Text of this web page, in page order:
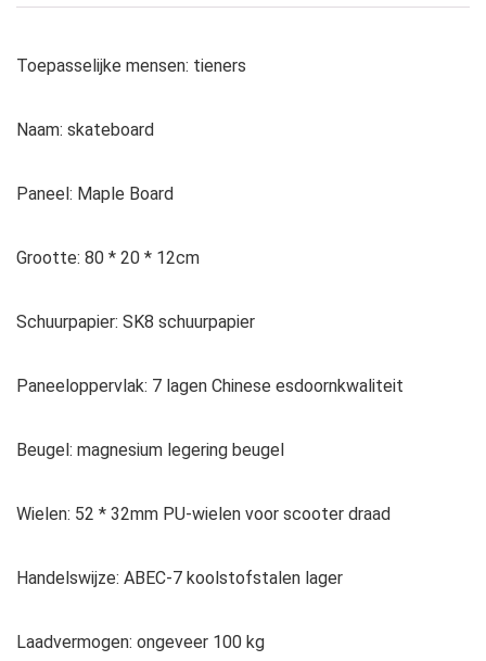
Toepasselijke mensen: tieners
Naam: skateboard
Paneel: Maple Board
Grootte: 80 * 20 * 12cm
Schuurpapier: SK8 schuurpapier
Paneeloppervlak: 7 lagen Chinese esdoornkwaliteit
Beugel: magnesium legering beugel
Wielen: 52 * 32mm PU-wielen voor scooter draad
Handelswijze: ABEC-7 koolstofstalen lager
Laadvermogen: ongeveer 100 kg